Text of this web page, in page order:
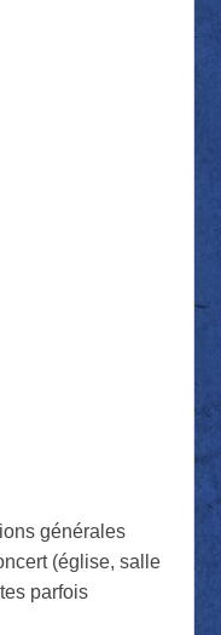
générales
(église, salle
parfois